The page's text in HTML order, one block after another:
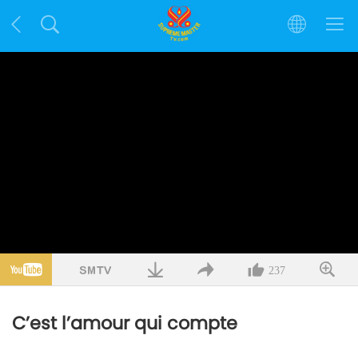
237
C’est l’amour qui compte